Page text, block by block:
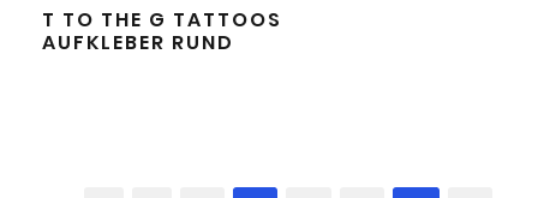
T TO THE G TATTOOS
AUFKLEBER RUND